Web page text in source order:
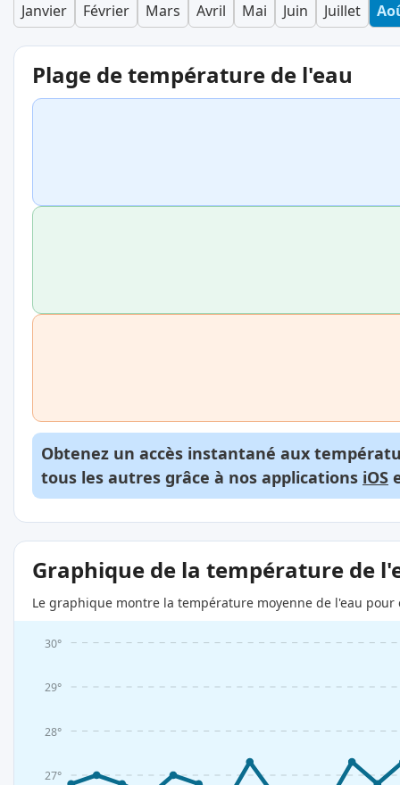
Janvier Février Mars Avril Mai Juin Juillet
Plage de température de l'eau
Obtenez un accès instantané aux
tous les autres grâce à nos applications iOS
Graphique de la température de
Le graphique montre la température moyenne de l'eau
27°
28°
29°
30°